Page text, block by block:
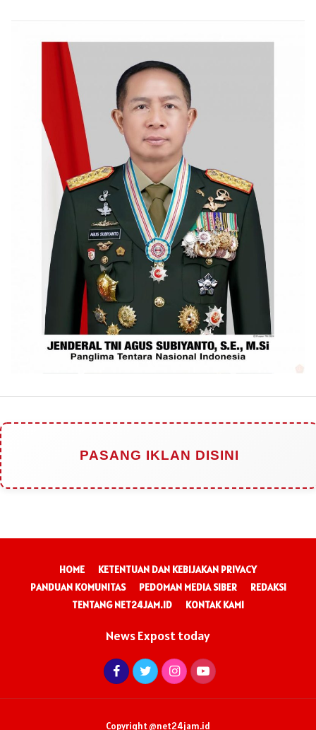
PASANG IKLAN DISINI
HOME
KETENTUAN DAN KEBIJAKAN PRIVACY
PANDUAN KOMUNITAS
PEDOMAN MEDIA SIBER
REDAKSI
TENTANG NET24JAM.ID
KONTAK KAMI
News Expost today
Copyright @net24jam.id